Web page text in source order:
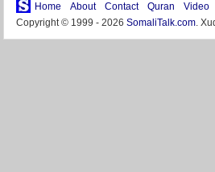
Home About Contact Quran Video
Copyright © 1999 - 2026 SomaliTalk.com.